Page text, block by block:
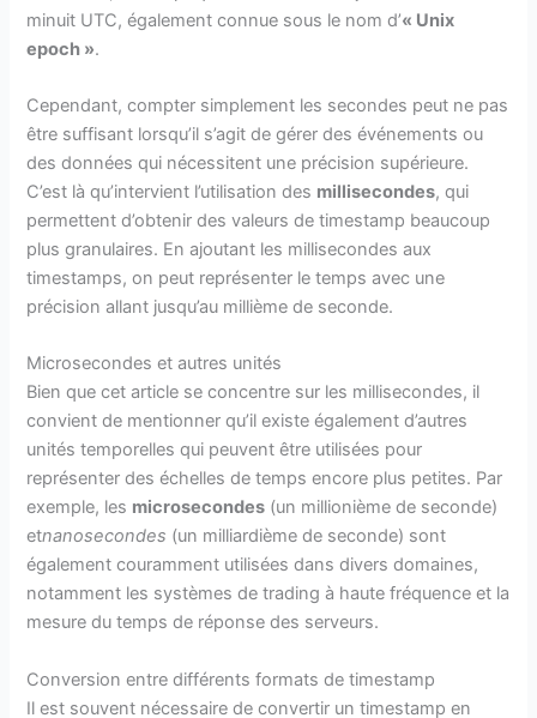
minuit UTC, également connue sous le nom d’« Unix
epoch ».
Cependant, compter simplement les secondes peut ne pas
être suffisant lorsqu’il s’agit de gérer des événements ou
des données qui nécessitent une précision supérieure.
C’est là qu’intervient l’utilisation des millisecondes, qui
permettent d’obtenir des valeurs de timestamp beaucoup
plus granulaires. En ajoutant les millisecondes aux
timestamps, on peut représenter le temps avec une
précision allant jusqu’au millième de seconde.
Microsecondes et autres unités
Bien que cet article se concentre sur les millisecondes, il
convient de mentionner qu’il existe également d’autres
unités temporelles qui peuvent être utilisées pour
représenter des échelles de temps encore plus petites. Par
exemple, les microsecondes (un millionième de seconde)
etnanosecondes (un milliardième de seconde) sont
également couramment utilisées dans divers domaines,
notamment les systèmes de trading à haute fréquence et la
mesure du temps de réponse des serveurs.
Conversion entre différents formats de timestamp
Il est souvent nécessaire de convertir un timestamp en